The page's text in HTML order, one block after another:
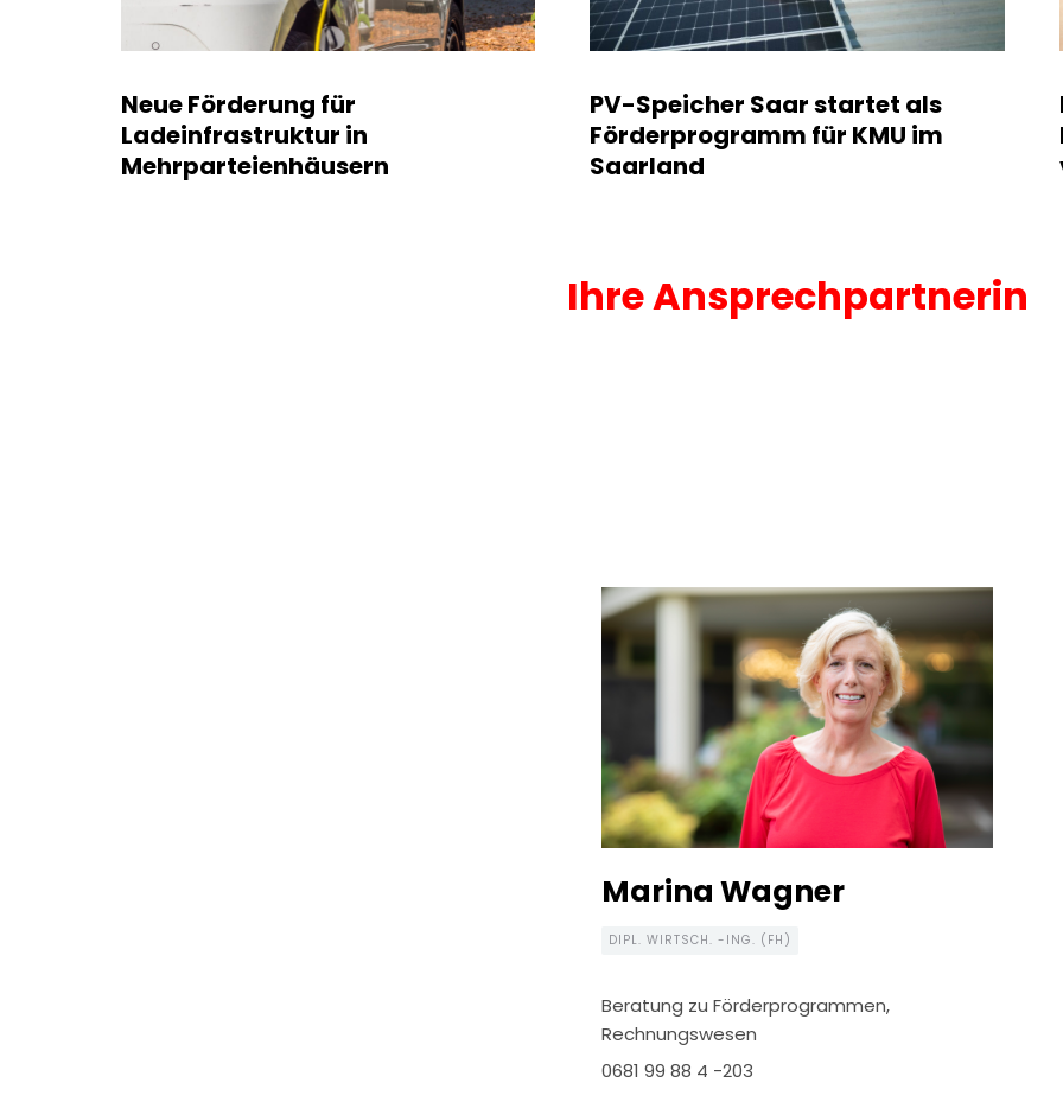
Neue Förderung für
Ladeinfrastruktur in
Mehrparteienhäusern
read
PV-Speicher Saar startet als
Förderprogramm für KMU im
Saarland
Ihre Ansprechpartnerin
Marina Wagner
DIPL. WIRTSCH. -ING. (FH)
Beratung zu Förderprogrammen,
Rechnungswesen
0681 99 88 4 -203